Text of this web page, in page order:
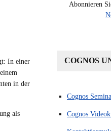
In einer
in der
als
Abonnieren
COGNOS
Cognos
Cognos